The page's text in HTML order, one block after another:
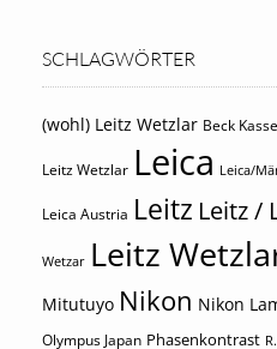
SCHLAGWÖRTER
(wohl) Leitz Wetzlar Beck
Leitz Wetzlar Leica Leica/
Leica Austria Leitz Leitz /
Wetzar Leitz
Mitutuyo Nikon Nikon
Olympus Japan Phasenkontrast